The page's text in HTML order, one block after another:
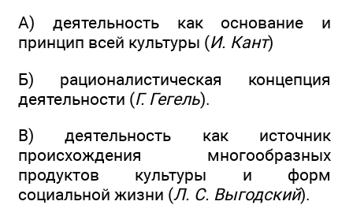
А) деятельность как основание и
принцип всей культуры (И. Кант)
Б) рационалистическая концепция
деятельности (Г. Гегель).
В) деятельность как источник
происхождения многообразных
продуктов культуры и форм
социальной жизни (Л. С. Выгодский).